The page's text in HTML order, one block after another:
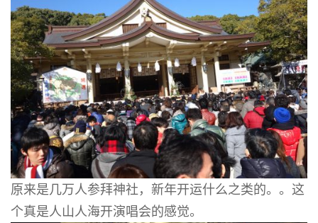
原来是几万人参拜神社，新年开运什么之类的。。这
个真是人山人海开演唱会的感觉。